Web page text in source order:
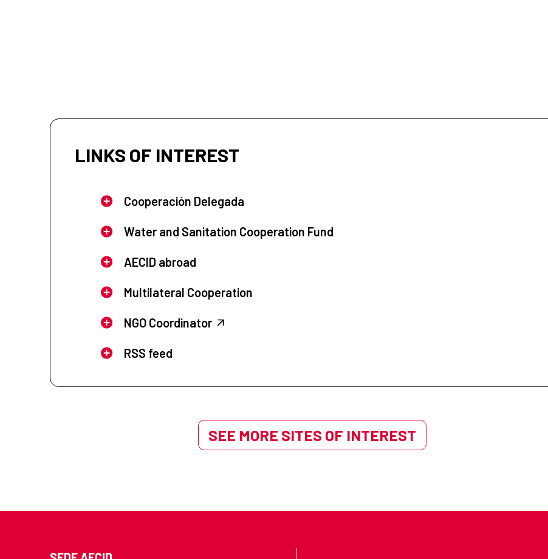
LINKS OF INTEREST
Cooperación Delegada
Water and Sanitation Cooperation Fund
AECID abroad
Multilateral Cooperation
NGO Coordinator
RSS feed
SEE MORE SITES OF INTEREST